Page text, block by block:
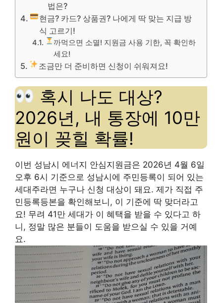
법은?
현금? 카드? 상품권? 나에게 딱 맞는 지급 방
식 고르기!
까먹으면 소멸! 지원금 사용 기한, 꼭 확인하
세요!
조금만 더 준비하면 신청이 쉬워져요!
혹시 나도 대상?
2026년, 내 통장에 10만
원이 꽂힐 확률!
이번 성남시 에너지 안심지원금은 2026년 4월 6일
오후 6시 기준으로 성남시에 주민등록이 되어 있는
세대주라면 누구나 신청 대상이 돼요. 제가 직접 주
민등록등본을 확인해보니, 이 기준에 딱 맞더라고
요! 무려 41만 세대가 이 혜택을 받을 수 있다고 하
니, 정말 많은 분들이 도움을 받으실 수 있을 거예
요.